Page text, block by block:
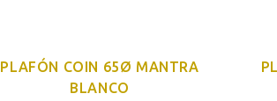
PLAFÓN COIN 65Ø MANTRA
BLANCO